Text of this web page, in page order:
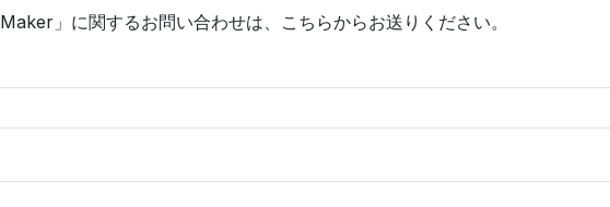
」に関するお問い合わせは、こちらからお送りください。